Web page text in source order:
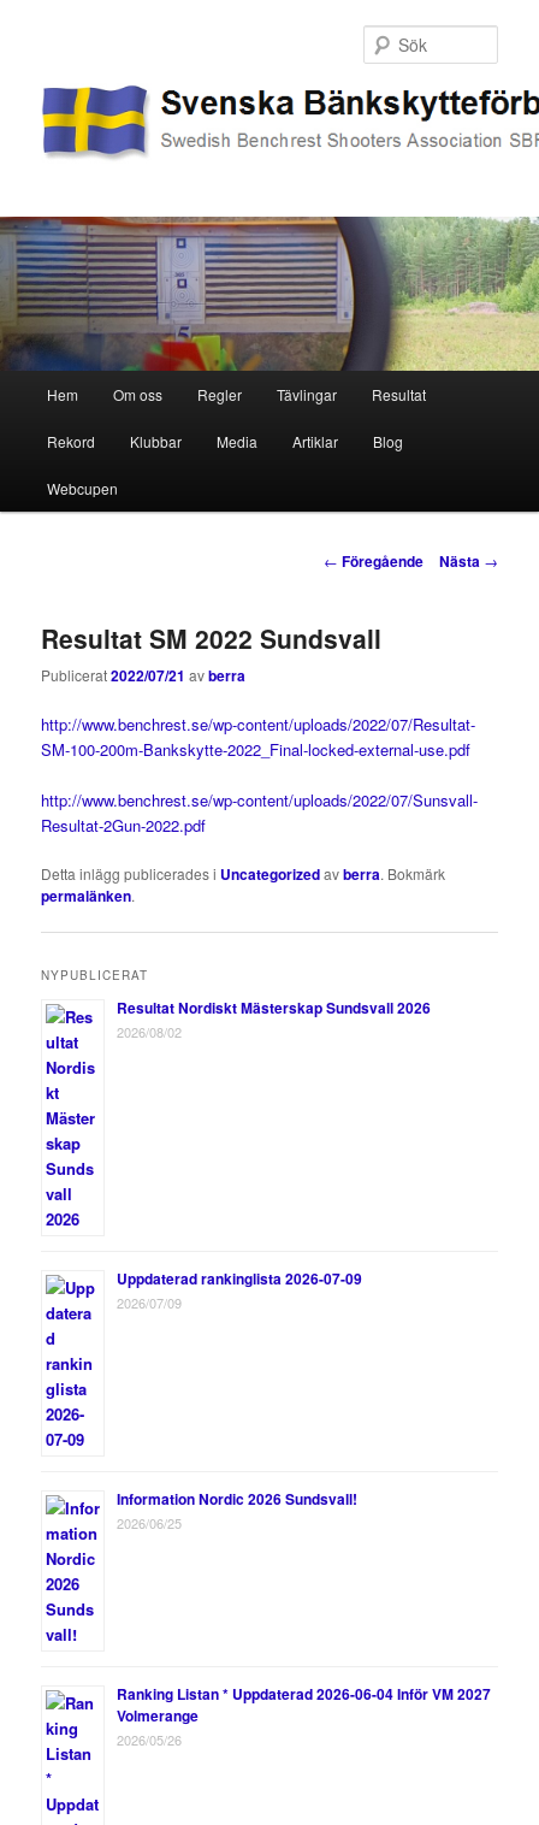
Hoppa
till
primärt
Hoppa
till
sekundärt
Hem Om oss Regler Tävlingar Resultat
Rekord Klubbar Media Artiklar Blog
Webcupen
Inläggsnavigering
← Föregående Nästa →
Resultat SM 2022 Sundsvall
Publicerat2022/07/21 avberra
http://www.benchrest.se/wp-content/uploads/2022/07/Resultat-
SM-100-200m-Bankskytte-2022_Final-locked-external-use.pdf
http://www.benchrest.se/wp-content/uploads/2022/07/Sunsvall-
Resultat-2Gun-2022.pdf
Detta inlägg publicerades i Uncategorizedavberra. Bokmärk
permalänken.
NYPUBLICERAT
Resultat Nordiskt Mästerskap Sundsvall 2026
2026/08/02
Uppdaterad rankinglista 2026-07-09
2026/07/09
Information Nordic 2026 Sundsvall!
2026/06/25
Ranking Listan * Uppdaterad 2026-06-04 Inför VM 2027
Volmerange
2026/05/26